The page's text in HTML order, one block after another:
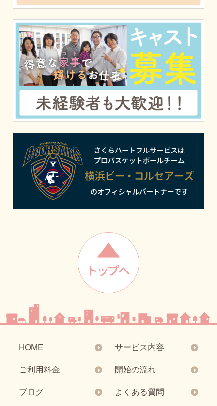
HOME サービス内容
ご利用料金 開始の流れ
ブログ よくある質問